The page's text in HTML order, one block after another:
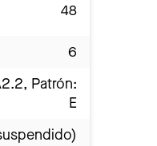
48
6
Patrón:
E